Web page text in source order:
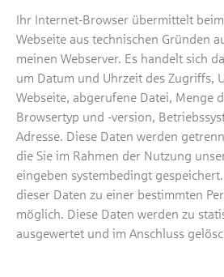
Ihr Internet-Browser übermittelt
Webseite aus technischen Gründen
meinen Webserver. Es handelt sich
um Datum und Uhrzeit des Zugriffs,
Webseite, abgerufene Datei, Menge
Browsertyp und -version,
Adresse. Diese Daten werden
die Sie im Rahmen der Nutzung
eingeben systembedingt
dieser Daten zu einer bestimmten
möglich. Diese Daten werden zu
ausgewertet und im Anschluss